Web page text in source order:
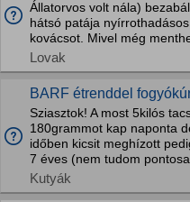
Állatorvos volt nála)
hátsó patája
kovácsot. Mivel még
Lovak
BARF étrenddel
Sziasztok! A most 5kilós
180grammot kap naponta
időben kicsit meghízott
7 éves (nem tudom
Kutyák